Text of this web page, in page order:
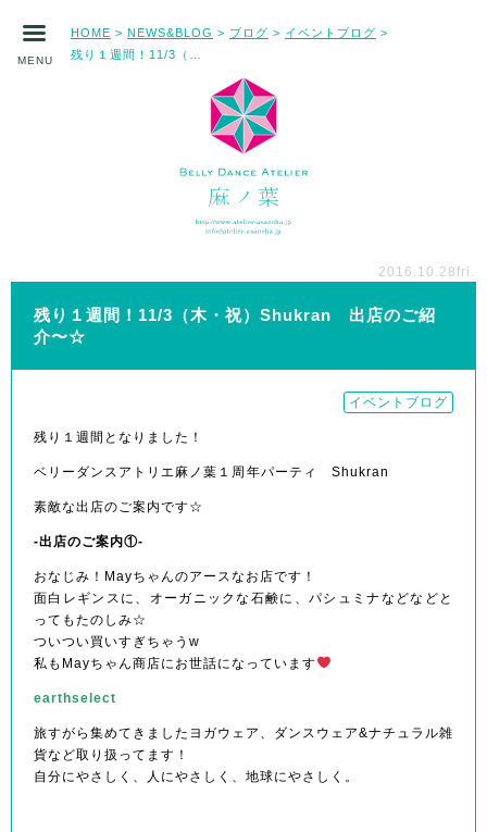
MENU
HOME > NEWS&BLOG > ブログ > イベントブログ >
2016.10.28fri.
残り１週間！11/3（木・祝）Shukran 出店のご紹
介〜☆
イベントブログ
残り１週間となりました！
ベリーダンスアトリエ麻ノ葉１周年パーティ Shukran
素敵な出店のご案内です☆
-出店のご案内①-
おなじみ！Mayちゃんのアースなお店です！
面白レギンスに、オーガニックな石鹸に、パシュミナなどなどと
ってもたのしみ☆
ついつい買いすぎちゃうw
私もMayちゃん商店にお世話になっています
earthselect
旅すがら集めてきましたヨガウェア、ダンスウェア&ナチュラル雑
貨など取り扱ってます！
自分にやさしく、人にやさしく、地球にやさしく。